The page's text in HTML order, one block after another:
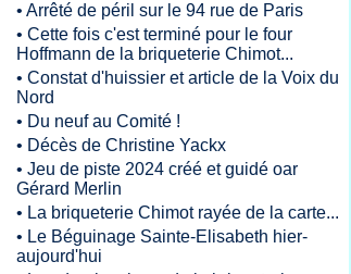
• Arrêté de péril sur le 94 rue de Paris
• Cette fois c'est terminé pour le four
Hoffmann de la briqueterie Chimot...
• Constat d'huissier et article de la Voix du
Nord
• Du neuf au Comité !
• Décès de Christine Yackx
• Jeu de piste 2024 créé et guidé oar
Gérard Merlin
• La briqueterie Chimot rayée de la carte...
• Le Béguinage Sainte-Elisabeth hier-
aujourd'hui